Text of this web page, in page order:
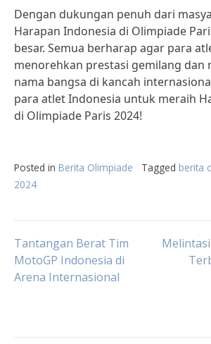
Dengan dukungan penuh dari
Harapan Indonesia di Olimpiade
besar. Semua berharap agar para
menorehkan prestasi gemilang dan
nama bangsa di kancah
para atlet Indonesia untuk meraih
di Olimpiade Paris 2024!
Posted in Berita Olimpiade Tagged berita
2024
Post
navigation
Tantangan Berat Tim
MotoGP Indonesia di
Arena Internasional